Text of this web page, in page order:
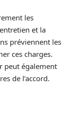
les
et la
préviennent les
ces charges.
peut également
de l’accord.